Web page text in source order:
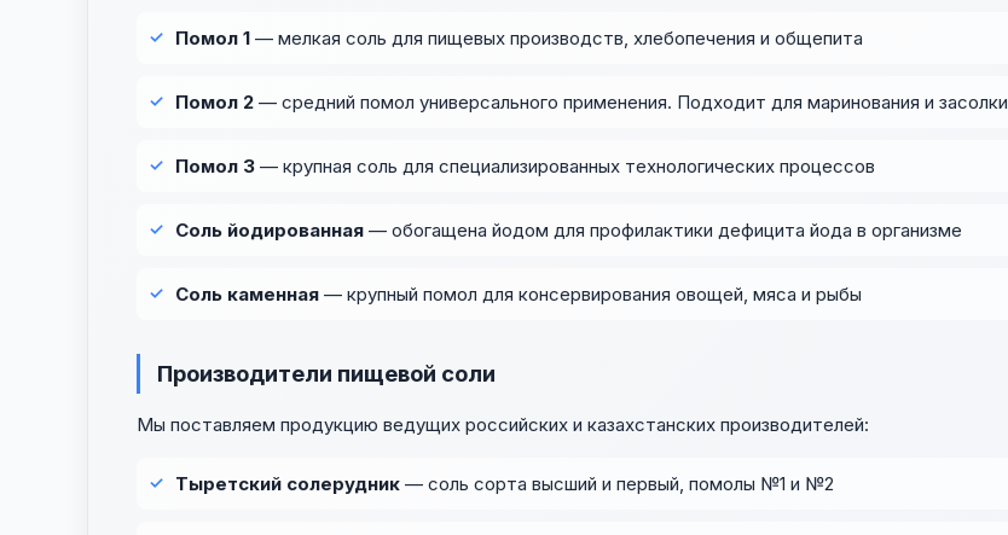
Помол 1 — мелкая соль для пищевых производств, хлебопечения и общепита
Помол 2 — средний помол универсального применения. Подходит для маринования и засолки
Помол 3 — крупная соль для специализированных технологических процессов
Соль йодированная — обогащена йодом для профилактики дефицита йода в организме
Соль каменная — крупный помол для консервирования овощей, мяса и рыбы
Производители пищевой соли
Мы поставляем продукцию ведущих российских и казахстанских производителей:
Тыретский солерудник — соль сорта высший и первый, помолы №1 и №2